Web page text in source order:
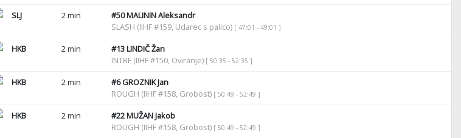
SLJ 2 min #50MALININ Aleksandr
SLASH (IIHF #159, Udarec s palico) [ 47:01 - 49:01 ]
HKB 2 min #13LINDIČ Žan
INTRF (IIHF #150, Oviranje) [ 50:35 - 52:35 ]
HKB 2 min #6GROZNIK Jan
ROUGH (IIHF #158, Grobost) [ 50:49 - 52:49 ]
HKB 2 min #22MUŽAN Jakob
ROUGH (IIHF #158, Grobost) [ 50:49 - 52:49 ]